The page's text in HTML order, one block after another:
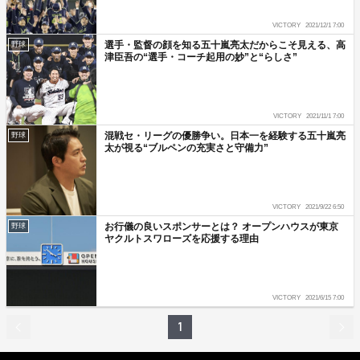
VICTORY 2021/12/1 7:00
野球
選手・監督の顔を知る五十嵐亮太だからこそ見える、高
津臣吾の“選手・コーチ起用の妙”と“らしさ”
VICTORY 2021/11/1 7:00
野球
混戦セ・リーグの優勝争い。日本一を経験する五十嵐亮
太が視る“ブルペンの充実さと守備力”
VICTORY 2021/9/22 6:50
野球
お行儀の良いスポンサーとは？ オープンハウスが東京
ヤクルトスワローズを応援する理由
VICTORY 2021/6/15 7:00
1